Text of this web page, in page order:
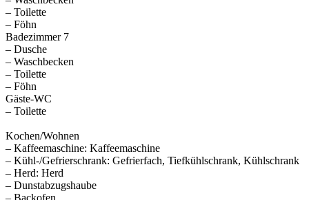
– Toilette
– Föhn
Badezimmer 7
– Dusche
– Waschbecken
– Toilette
– Föhn
Gäste-WC
– Toilette
Kochen/Wohnen
– Kaffeemaschine: Kaffeemaschine
– Kühl-/Gefrierschrank: Gefrierfach, Tiefkühlschrank, Kühlschrank
– Herd: Herd
– Dunstabzugshaube